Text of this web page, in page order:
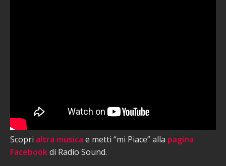
Scopri altra musica e metti “mi Piace” alla pagina
Facebookdi Radio Sound.